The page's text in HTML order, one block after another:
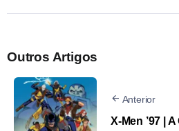
Outros Artigos
Anterior
X-Men ’97 |